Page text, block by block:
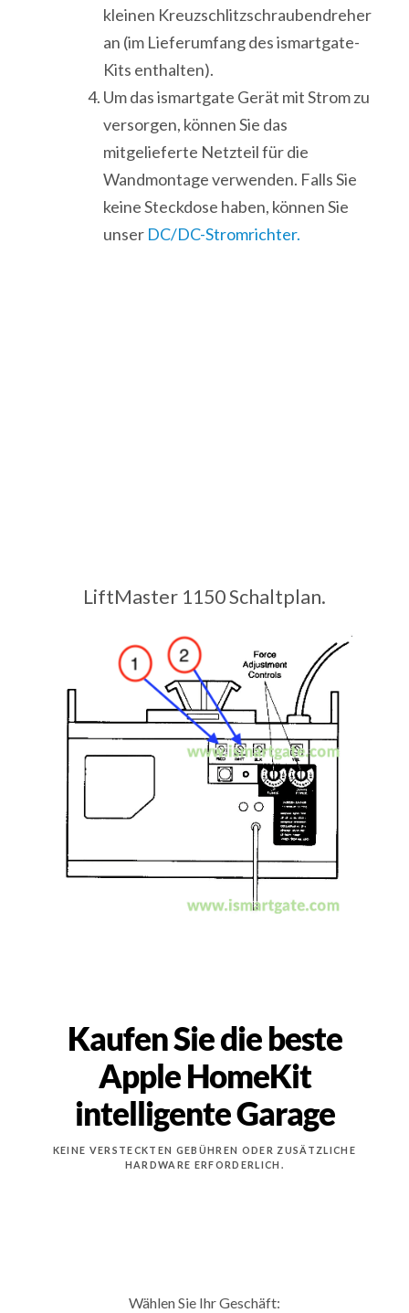
kleinen Kreuzschlitzschraubendreher
an (im Lieferumfang des ismartgate-
Kits enthalten).
Um das ismartgate Gerät mit Strom zu
versorgen, können Sie das
mitgelieferte Netzteil für die
Wandmontage verwenden. Falls Sie
keine Steckdose haben, können Sie
unser DC/DC-Stromrichter.
LiftMaster 1150 Schaltplan.
Kaufen Sie die beste
Apple HomeKit
intelligente Garage
KEINE VERSTECKTEN GEBÜHREN ODER ZUSÄTZLICHE
HARDWARE ERFORDERLICH.
Wählen Sie Ihr Geschäft: